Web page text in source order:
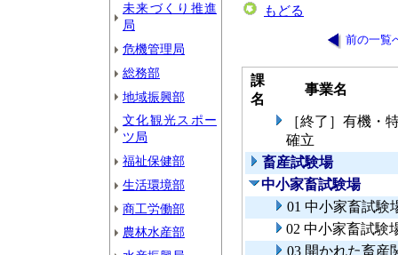
未来づくり推進
局
危機管理局
総務部
地域振興部
文化観光スポー
ツ局
福祉保健部
生活環境部
商工労働部
農林水産部
もどる
前の一覧
課
名
事業名
［終了］有機・
確立
畜産試験場
中小家畜試験場
01 中小家畜試験
02 中小家畜試験
03 開かれた畜産